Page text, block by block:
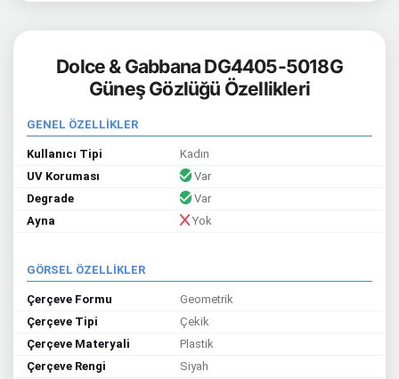
Dolce & Gabbana DG4405-5018G
Güneş Gözlüğü Özellikleri
GENEL ÖZELLİKLER
Kullanıcı Tipi
Kadın
UV Koruması
Var
Degrade
Var
Ayna
Yok
GÖRSEL ÖZELLİKLER
Çerçeve Formu
Geometrik
Çerçeve Tipi
Çekik
Çerçeve Materyali
Plastik
Çerçeve Rengi
Siyah